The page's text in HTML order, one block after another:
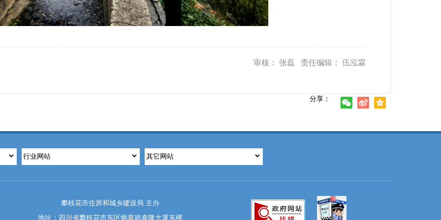
审核： 张磊 责任编辑： 伍泓霖
分享：
攀枝花市住房和城乡建设局 主办
地址：四川省攀枝花市东区炳草岗泰隆大厦东楼